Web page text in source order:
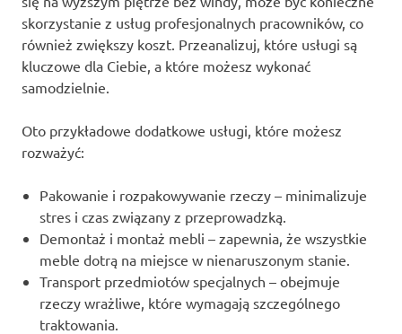
skorzystanie z usług profesjonalnych pracowników, co
również zwiększy koszt. Przeanalizuj, które usługi są
kluczowe dla Ciebie, a które możesz wykonać
samodzielnie.
Oto przykładowe dodatkowe usługi, które możesz
rozważyć:
Pakowanie i rozpakowywanie rzeczy – minimalizuje
stres i czas związany z przeprowadzką.
Demontaż i montaż mebli – zapewnia, że wszystkie
meble dotrą na miejsce w nienaruszonym stanie.
Transport przedmiotów specjalnych – obejmuje
rzeczy wrażliwe, które wymagają szczególnego
traktowania.